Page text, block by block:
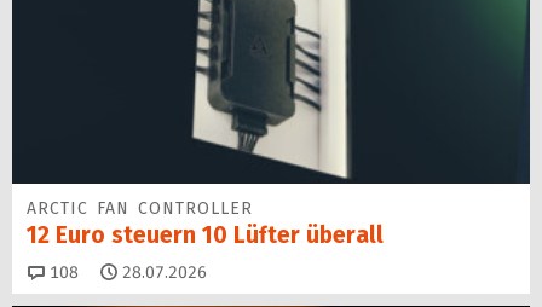
ARCTIC FAN CONTROLLER
12 Euro steuern 10 Lüfter überall
108 Kommentare
28.07.2026